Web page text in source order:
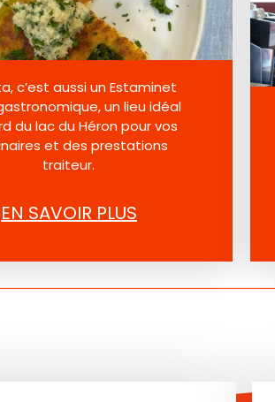
c’est aussi un Estaminet
un lieu idéal
du lac du Héron pour vos
et des prestations
traiteur.
EN SAVOIR PLUS